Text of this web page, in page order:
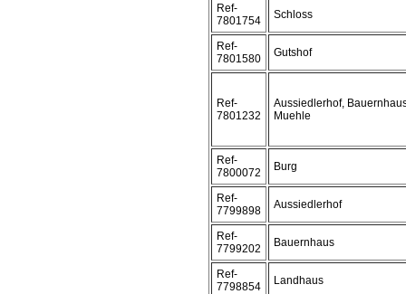
Ref-
7801754
Schloss
Ref-
7801580
Gutshof
Ref-
7801232
Aussiedlerhof,
Muehle
Ref-
7800072
Burg
Ref-
7799898
Aussiedlerhof
Ref-
7799202
Bauernhaus
Ref-
7798854
Landhaus